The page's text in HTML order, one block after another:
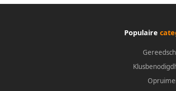
Populaire